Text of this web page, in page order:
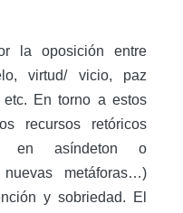
la oposición entre
virtud/ vicio, paz
etc. En torno a estos
recursos retóricos
en asíndeton o
nuevas metáforas…)
y sobriedad. El